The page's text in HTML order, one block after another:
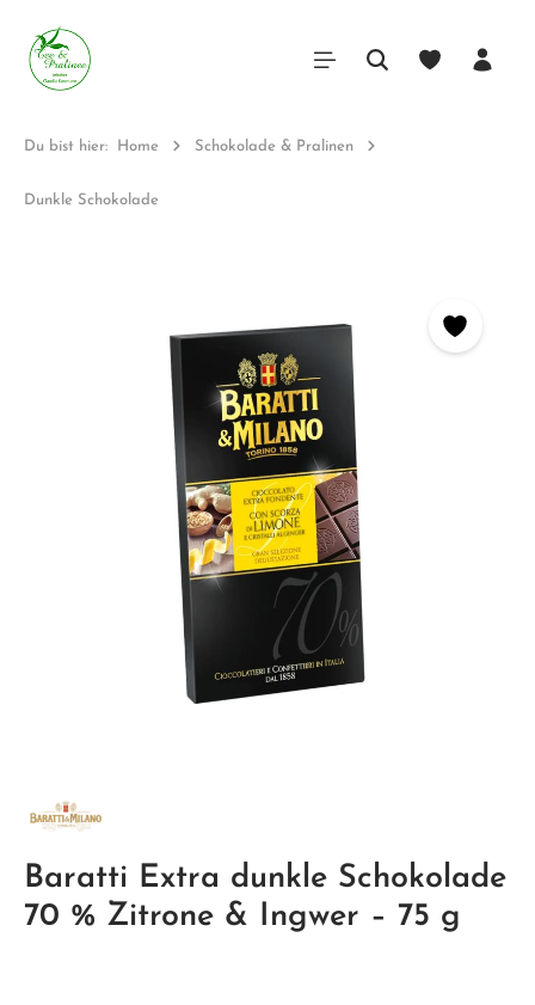
Du bist hier: Home Schokolade & Pralinen
Dunkle Schokolade
Baratti Extra dunkle Schokolade
70 % Zitrone & Ingwer – 75 g